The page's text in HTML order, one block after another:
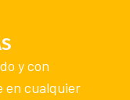
y con
en cualquier